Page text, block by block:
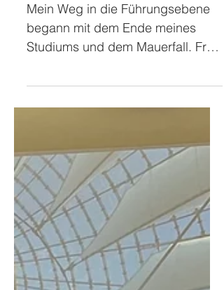
Führungspositionen
Mein Weg in die Führungsebene
„einfach so“ entdeckt – man muss
sich zeigen und für die eigenen
Leistungen einstehen. Viele stehen
sich selbst im Weg, indem sie sich
klein machen oder zu kritisch mit
sich sind. Im Gespräch mit Marei
John-Ohnesorg und Romy Segler